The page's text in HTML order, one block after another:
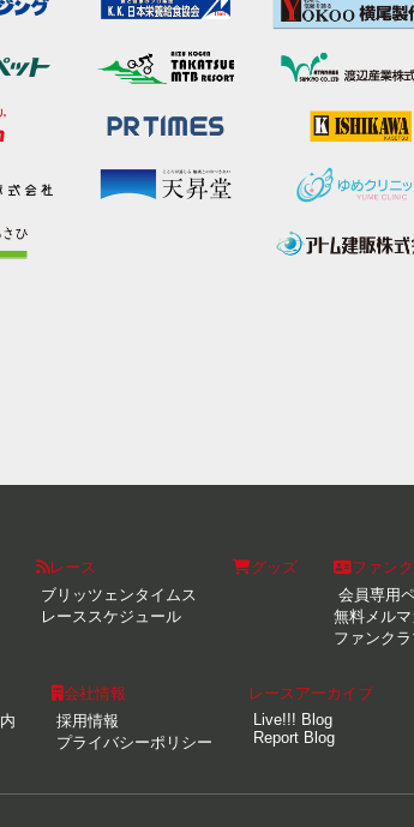
レース
ブリッツェンタイムス
レーススケジュール
グッズ
ファン
会員専用
無料メル
ファンク
会社情報
採用情報
プライバシーポリシー
レースアーカイブ
Live!!! Blog
Report Blog